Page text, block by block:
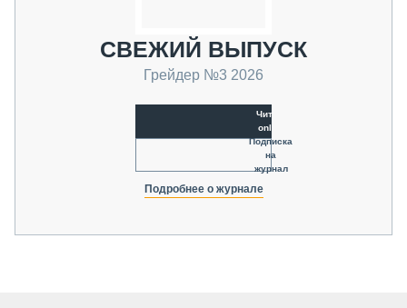
СВЕЖИЙ ВЫПУСК
Грейдер №3 2026
Читать
online
Подписка
на
журнал
Подробнее о журнале